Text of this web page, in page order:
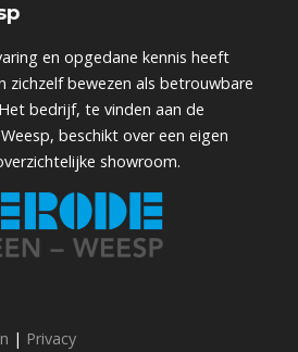
en opgedane kennis heeft
bewezen als betrouwbare
bedrijf, te vinden aan de
beschikt over een eigen
showroom.
| Privacy